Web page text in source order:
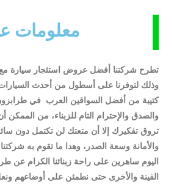
معلومات
تطرح شركتنا أفضل عروض استئجار سيارة
وذلك لتوفرنا على أسطول من أحدث السيارات
كتيبة من أفضل السواقين العرب في طرابزون
والصدق والإحترام التام للزبناء، من
تروق تفكيرك إلا أن متعتك لن تكتمل دون
والأمانة وسعة الصدر، وهدا ما تقوم به
اليوم ساهرين على راحة زبنائنا الكرام عن
الفينة والأخرى حتى نطمئن على أوضاعهم